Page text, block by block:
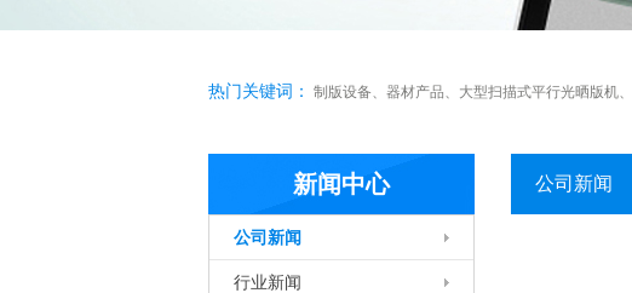
热门关键词： 制版设备、 器材产品、 大型扫描式平行光晒版机、
新闻中心
公司新闻
行业新闻
公司新闻